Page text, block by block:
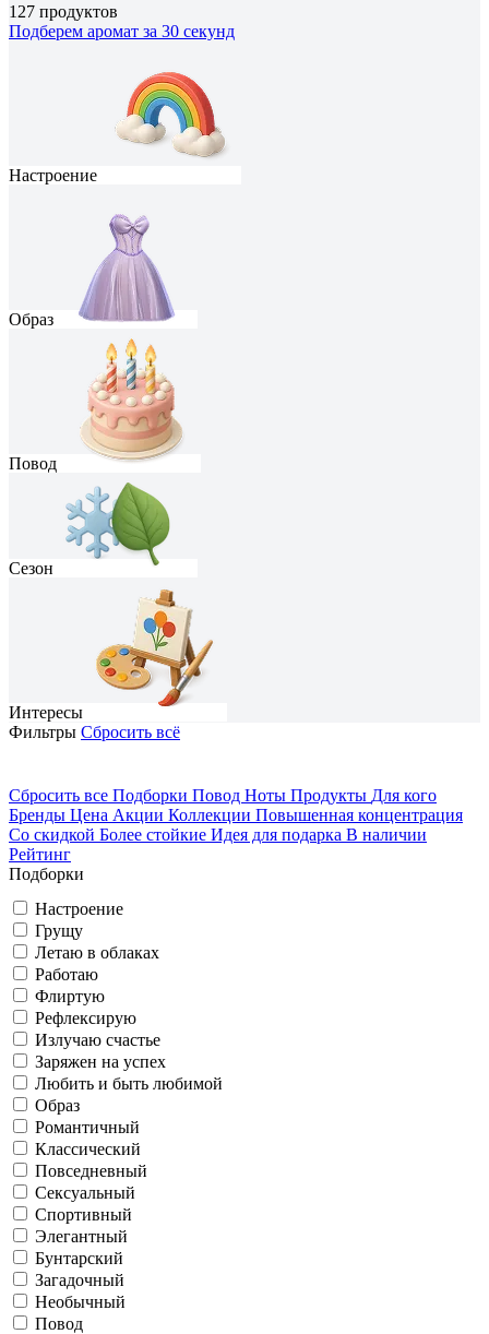
127 продуктов
Подберем аромат за 30 секунд
Настроение
Образ
Повод
Сезон
Интересы
Грущу
Летаю в облаках
Работаю
Флиртую
Романтичный
Классический
Повседневный
Сексуальный
На каждый день
Вечеринка
Офис
Свидание
Отпуск
Весна
Лето
Осень
Зима
Домосед
Путешествую
Саморазвитие
Готовлю и ем
Фильтры Сбросить всё
Сбросить все Подборки Повод Ноты Продукты Для кого
Бренды Цена Акции Коллекции Повышенная концентрация
Со скидкой Более стойкие Идея для подарка В наличии
Рейтинг
Подборки
Настроение
Грущу
Летаю в облаках
Работаю
Флиртую
Рефлексирую
Излучаю счастье
Заряжен на успех
Любить и быть любимой
Образ
Романтичный
Классический
Повседневный
Сексуальный
Спортивный
Элегантный
Бунтарский
Загадочный
Необычный
Повод